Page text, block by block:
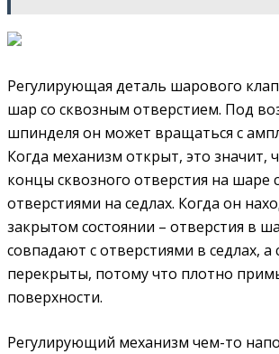
Регулирующая деталь шарового
шар со сквозным отверстием. Под
шпинделя он может вращаться с
Когда механизм открыт, это значит,
концы сквозного отверстия на шаре
отверстиями на седлах. Когда он
закрытом состоянии – отверстия в
совпадают с отверстиями в седлах, а
перекрыты, потому что плотно
поверхности.
Регулирующий механизм чем-то